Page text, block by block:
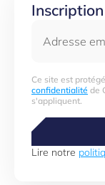
Ce site est
confidentialité de
s'appliquent.
Lire notre